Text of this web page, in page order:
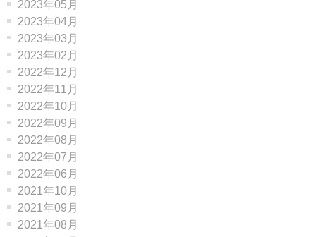
2023年05月
2023年04月
2023年03月
2023年02月
2022年12月
2022年11月
2022年10月
2022年09月
2022年08月
2022年07月
2022年06月
2021年10月
2021年09月
2021年08月